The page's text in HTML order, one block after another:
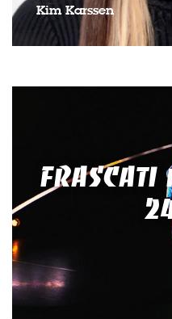
Kim Karssen
FRASCATI